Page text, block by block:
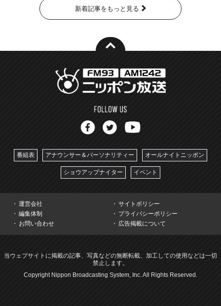
新着記事をもっと見る
番組表 アナウンサー＆パーソナリティー オールナイトニッポン
ショウアップナイター イベント
運営会社
サイトポリシー
編集体制
プライバシーポリシー
お問い合わせ
広告掲載について
当ウェブサイトに掲載の記事、写真などの無断転載、加工しての使用などは一切
禁止します。
Copyright Nippon Broadcasting System, Inc. All Rights Reserved.